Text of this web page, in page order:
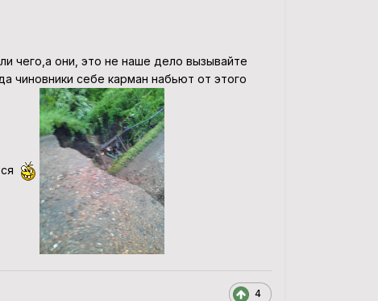
чего,а они, это не наше дело вызывайте
чиновники себе карман набьют от этого
4